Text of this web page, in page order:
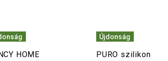
HOME
Újdonság
PURO szilikon